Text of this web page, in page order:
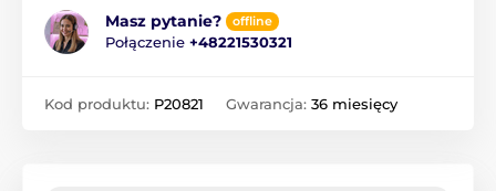
Masz pytanie? offline
Połączenie +48221530321
Kod produktu: P20821 Gwarancja: 36 miesięcy